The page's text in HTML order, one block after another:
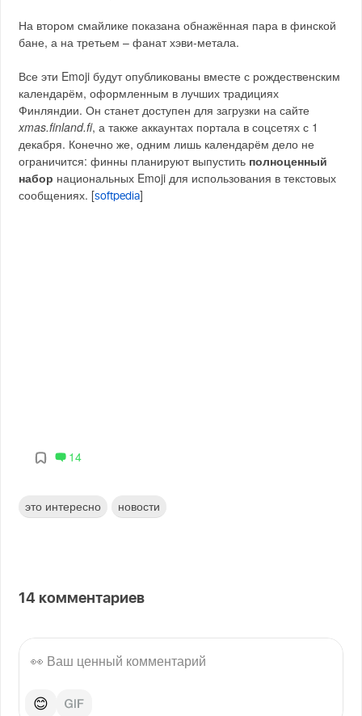
На втором смайлике показана обнажённая пара в финской
бане, а на третьем – фанат хэви-метала.
Все эти Emoji будут опубликованы вместе с рождественским
календарём, оформленным в лучших традициях
Финляндии. Он станет доступен для загрузки на сайте
xmas.finland.fi, а также аккаунтах портала в соцсетях с 1
декабря. Конечно же, одним лишь календарём дело не
ограничится: финны планируют выпустить полноценный
набор национальных Emoji для использования в текстовых
сообщениях. [softpedia]
14
это интересно новости
14 комментариев
😊